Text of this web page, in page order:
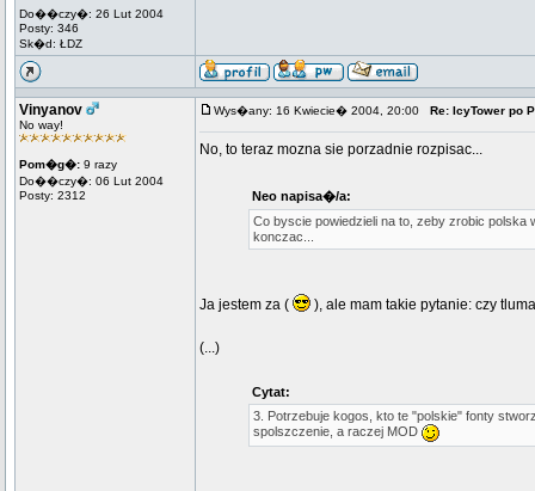
Do��czy�: 26 Lut 2004
Posty: 346
Sk�d: ŁDZ
Vinyanov
No way!
Pom�g�: 9 razy
Do��czy�: 06 Lut 2004
Posty: 2312
Wys�any: 16 Kwiecie� 2004, 20:00 Re: IcyTower po
No, to teraz mozna sie porzadnie rozpisac...
Neo napisa�/a:
Co byscie powiedzieli na to, zeby zrobic
konczac...
Ja jestem za ( ), ale mam takie pytanie: czy
(...)
Cytat:
3. Potrzebuje kogos, kto te "polskie" fonty
spolszczenie, a raczej MOD